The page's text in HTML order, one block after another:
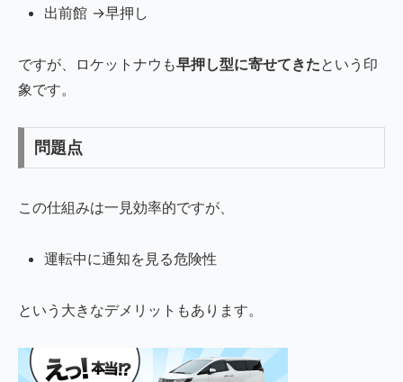
出前館 →早押し
ですが、ロケットナウも早押し型に寄せてきたという印
象です。
問題点
この仕組みは一見効率的ですが、
運転中に通知を見る危険性
という大きなデメリットもあります。